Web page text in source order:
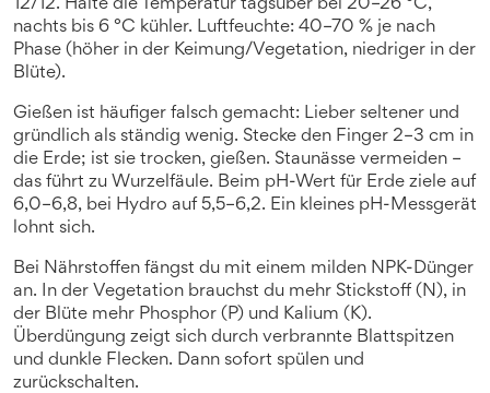
12/12. Halte die Temperatur tagsüber bei 20–26 °C,
nachts bis 6 °C kühler. Luftfeuchte: 40–70 % je nach
Phase (höher in der Keimung/Vegetation, niedriger in der
Blüte).
Gießen ist häufiger falsch gemacht: Lieber seltener und
gründlich als ständig wenig. Stecke den Finger 2–3 cm in
die Erde; ist sie trocken, gießen. Staunässe vermeiden –
das führt zu Wurzelfäule. Beim pH-Wert für Erde ziele auf
6,0–6,8, bei Hydro auf 5,5–6,2. Ein kleines pH-Messgerät
lohnt sich.
Bei Nährstoffen fängst du mit einem milden NPK-Dünger
an. In der Vegetation brauchst du mehr Stickstoff (N), in
der Blüte mehr Phosphor (P) und Kalium (K).
Überdüngung zeigt sich durch verbrannte Blattspitzen
und dunkle Flecken. Dann sofort spülen und
zurückschalten.